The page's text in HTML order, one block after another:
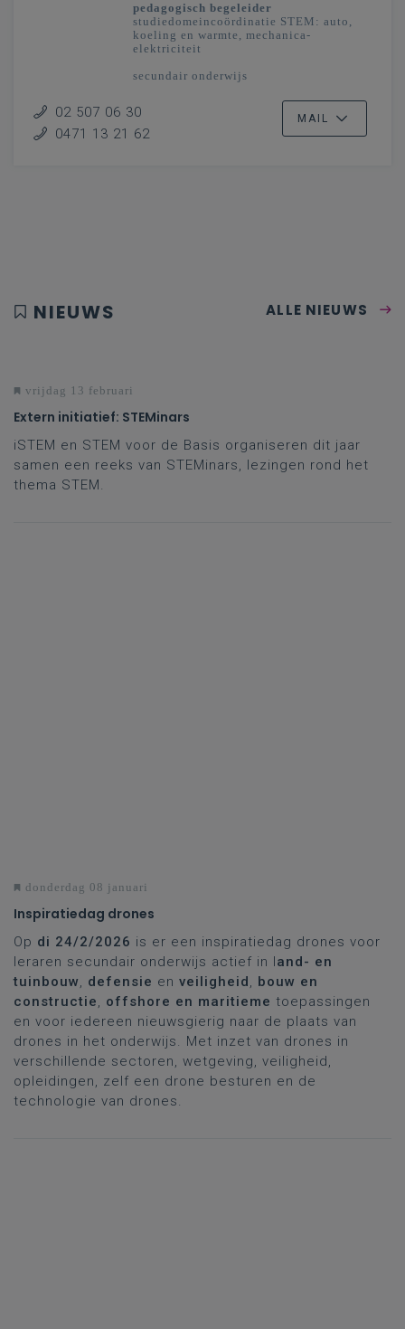
pedagogisch begeleider
studiedomeincoördinatie STEM: auto,
koeling en warmte, mechanica-
elektriciteit
secundair onderwijs
02 507 06 30
0471 13 21 62
MAIL
NIEUWS ALLE NIEUWS
vrijdag 13 februari
Extern initiatief: STEMinars
iSTEM en STEM voor de Basis organiseren dit jaar
samen een reeks van STEMinars, lezingen rond het
thema STEM.
donderdag 08 januari
Inspiratiedag drones
Op di 24/2/2026 is er een inspiratiedag drones voor
leraren secundair onderwijs actief in l and- en
tuinbouw, defensie en veiligheid , bouw en
constructie, offshore en maritieme toepassingen
en voor iedereen nieuwsgierig naar de plaats van
drones in het onderwijs. Met inzet van drones in
verschillende sectoren, wetgeving, veiligheid,
opleidingen, zelf een drone besturen en de
technologie van drones.